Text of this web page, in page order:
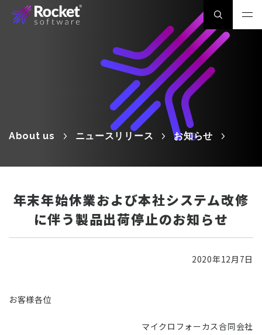
About us ニュースリリース お知らせ
年末年始休業および本社システム改修
に伴う製品出荷停止のお知らせ
2020年12月7日
お客様各位
マイクロフォーカス合同会社